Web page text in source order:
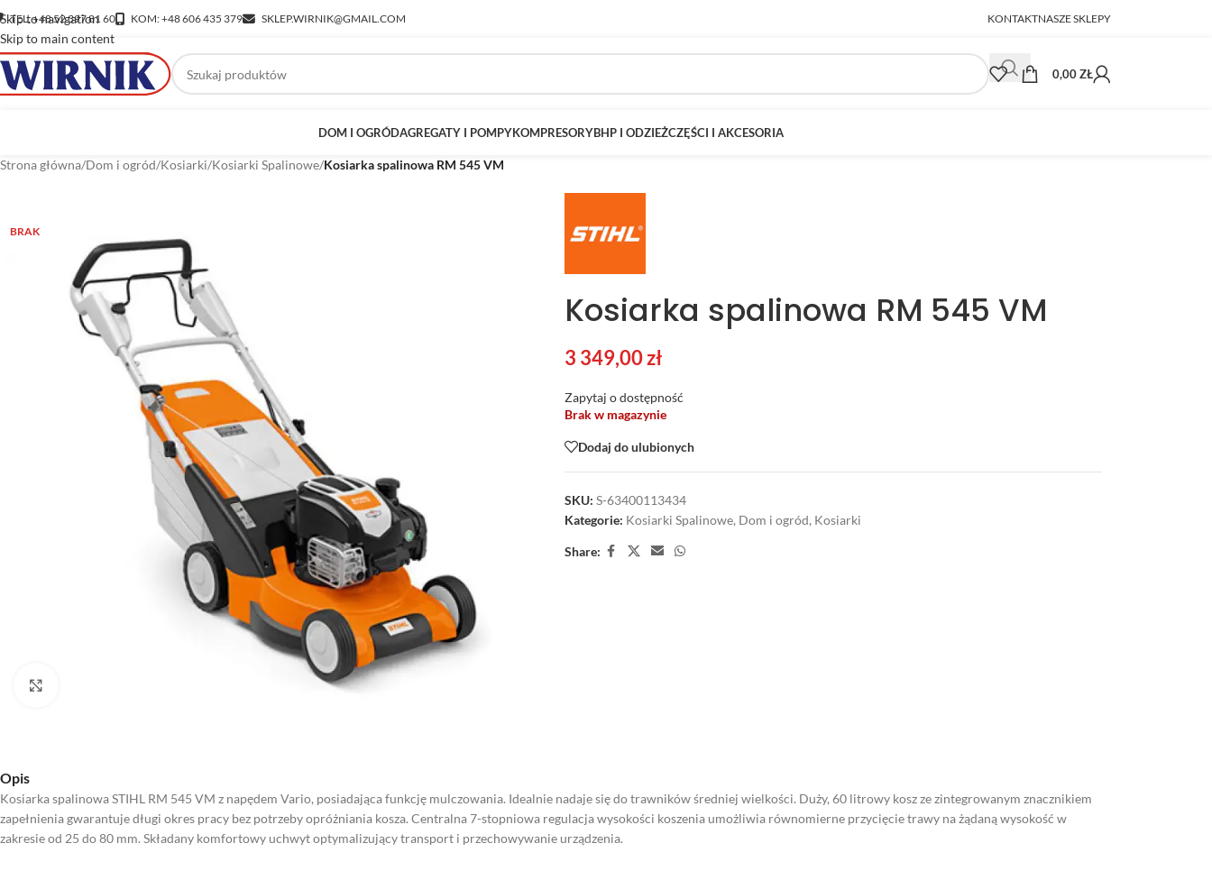
Skip to navigation
Skip to main content
TEL: +48 52 397 81 60 KOM: +48 606 435 379 SKLEP.WIRNIK@GMAIL.COM KONTAKTNASZE SKLEPY
0,00ZŁ
DOM I OGRÓDAGREGATY I POMPYKOMPRESORYBHP I ODZIEŻCZĘŚCI I AKCESORIA
Strona główna/Dom i ogród/Kosiarki/Kosiarki Spalinowe/Kosiarka spalinowa RM 545 VM
BRAK
Kosiarka spalinowa RM 545 VM
3 349,00zł
Zapytaj o dostępność
Brak w magazynie
Dodaj do ulubionych
SKU: S-63400113434
Kategorie: Kosiarki Spalinowe, Dom i ogród, Kosiarki
Share:
Opis
Kosiarka spalinowa STIHL RM 545 VM z napędem Vario, posiadająca funkcję mulczowania. Idealnie nadaje się do trawników średniej wielkości. Duży, 60 litrowy kosz ze zintegrowanym znacznikiem
zapełnienia gwarantuje długi okres pracy bez potrzeby opróżniania kosza. Centralna 7-stopniowa regulacja wysokości koszenia umożliwia równomierne przycięcie trawy na żądaną wysokość w
zakresie od 25 do 80 mm. Składany komfortowy uchwyt optymalizujący transport i przechowywanie urządzenia.